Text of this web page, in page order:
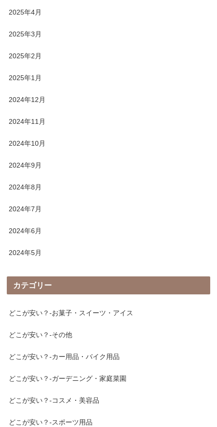
2025年4月
2025年3月
2025年2月
2025年1月
2024年12月
2024年11月
2024年10月
2024年9月
2024年8月
2024年7月
2024年6月
2024年5月
カテゴリー
どこが安い？-お菓子・スイーツ・アイス
どこが安い？-その他
どこが安い？-カー用品・バイク用品
どこが安い？-ガーデニング・家庭菜園
どこが安い？-コスメ・美容品
どこが安い？-スポーツ用品